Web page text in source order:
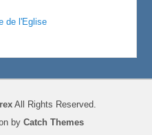
de l'Eglise
All Rights Reserved.
by Catch Themes